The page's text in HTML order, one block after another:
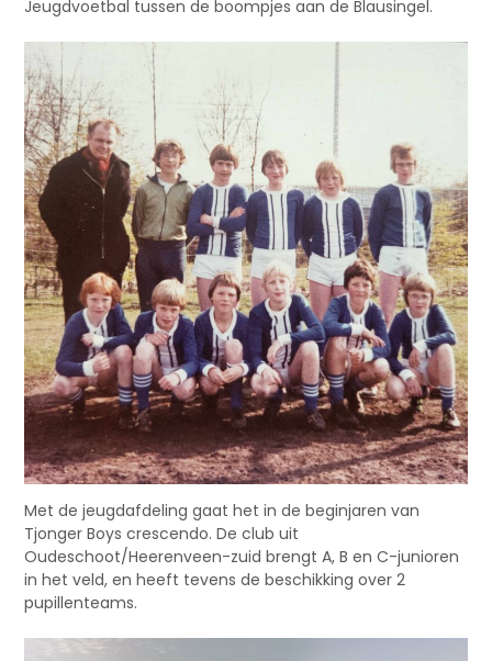
Jeugdvoetbal tussen de boompjes aan de Blausingel.
Met de jeugdafdeling gaat het in de beginjaren van
Tjonger Boys crescendo. De club uit
Oudeschoot/Heerenveen-zuid brengt A, B en C-junioren
in het veld, en heeft tevens de beschikking over 2
pupillenteams.